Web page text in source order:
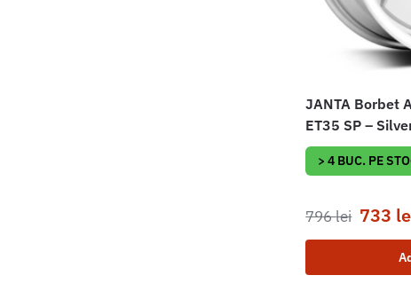
JANTA Borbet
ET35 SP –
> 4 BUC. PE
796lei 733